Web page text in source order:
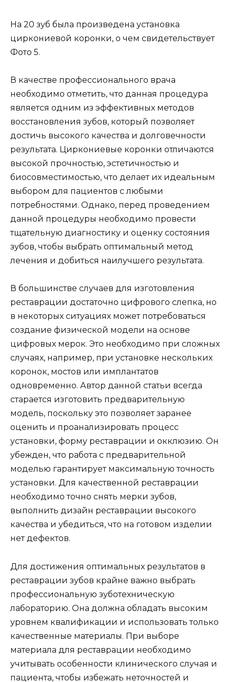
На 20 зуб была произведена установка
циркониевой коронки, о чем свидетельствует
Фото 5.
В качестве профессионального врача
необходимо отметить, что данная процедура
является одним из эффективных методов
восстановления зубов, который позволяет
достичь высокого качества и долговечности
результата. Циркониевые коронки отличаются
высокой прочностью, эстетичностью и
биосовместимостью, что делает их идеальным
выбором для пациентов с любыми
потребностями. Однако, перед проведением
данной процедуры необходимо провести
тщательную диагностику и оценку состояния
зубов, чтобы выбрать оптимальный метод
лечения и добиться наилучшего результата.
В большинстве случаев для изготовления
реставрации достаточно цифрового слепка, но
в некоторых ситуациях может потребоваться
создание физической модели на основе
цифровых мерок. Это необходимо при сложных
случаях, например, при установке нескольких
коронок, мостов или имплантатов
одновременно. Автор данной статьи всегда
старается изготовить предварительную
модель, поскольку это позволяет заранее
оценить и проанализировать процесс
установки, форму реставрации и окклюзию. Он
убежден, что работа с предварительной
моделью гарантирует максимальную точность
установки. Для качественной реставрации
необходимо точно снять мерки зубов,
выполнить дизайн реставрации высокого
качества и убедиться, что на готовом изделии
нет дефектов.
Для достижения оптимальных результатов в
реставрации зубов крайне важно выбрать
профессиональную зуботехническую
лабораторию. Она должна обладать высоким
уровнем квалификации и использовать только
качественные материалы. При выборе
материала для реставрации необходимо
учитывать особенности клинического случая и
пациента, чтобы избежать неточностей и